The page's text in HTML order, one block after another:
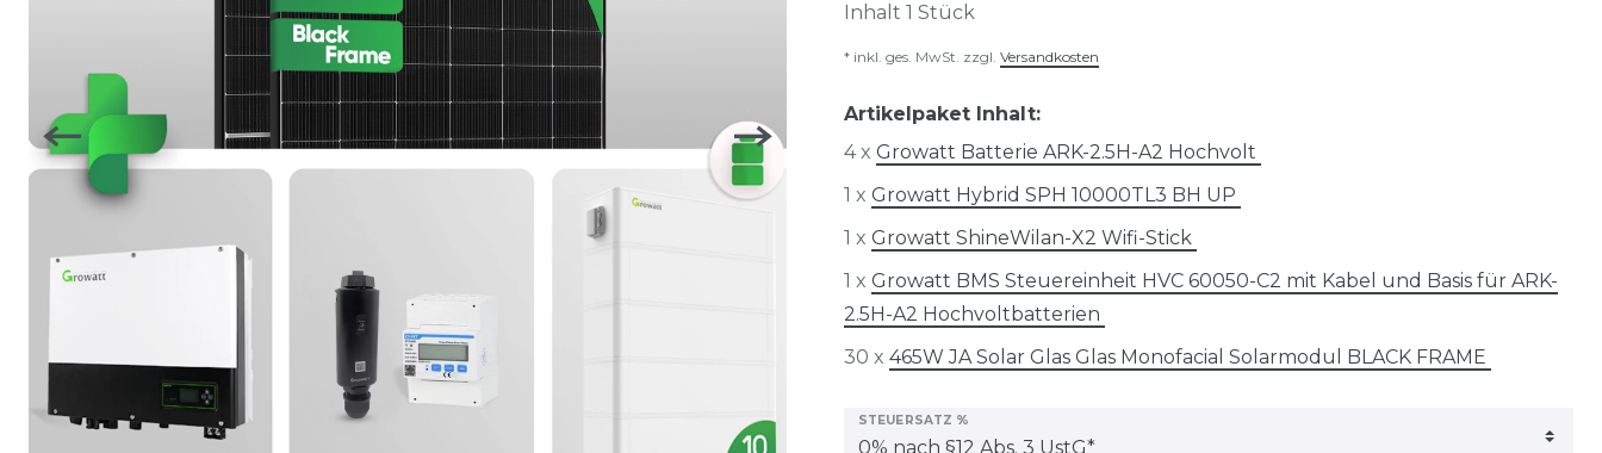
Inhalt 1 Stück
* inkl. ges. MwSt. zzgl. Versandkosten
Artikelpaket Inhalt:
4 x Growatt Batterie ARK-2.5H-A2 Hochvolt
1 x Growatt Hybrid SPH 10000TL3 BH UP
1 x Growatt ShineWilan-X2 Wifi-Stick
1 x Growatt BMS Steuereinheit HVC 60050-C2 mit Kabel und Basis für ARK-
2.5H-A2 Hochvoltbatterien
30 x 465W JA Solar Glas Glas Monofacial Solarmodul BLACK FRAME
STEUERSATZ %